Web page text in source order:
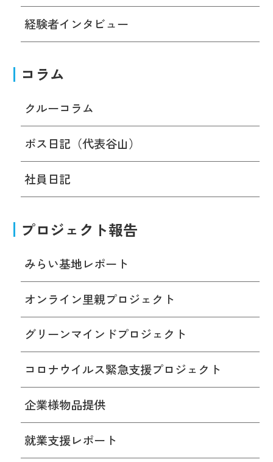
経験者インタビュー
コラム
クルーコラム
ボス日記（代表谷山）
社員日記
プロジェクト報告
みらい基地レポート
オンライン里親プロジェクト
グリーンマインドプロジェクト
コロナウイルス緊急支援プロジェクト
企業様物品提供
就業支援レポート